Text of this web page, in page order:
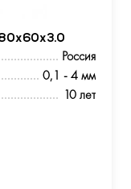
Россия
0,1 - 4 мм
10 лет